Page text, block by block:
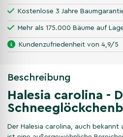
Kostenlose 3 Jahre
Mehr als 175.000 Bäume auf
Kundenzufriedenheit von 4,9/5
Beschreibung
Halesia carolina -
Der Halesia carolina, auch bekannt